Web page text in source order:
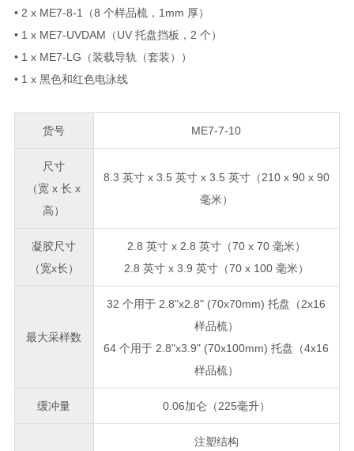
• 2 x ME7-8-1（8 个样品梳，1mm 厚）
• 1 x ME7-UVDAM（UV 托盘挡板，2 个）
• 1 x ME7-LG（装载导轨（套装））
• 1 x 黑色和红色电泳线
货号 ME7-7-10
尺寸
（宽 x 长 x
高）
8.3 英寸 x 3.5 英寸 x 3.5 英寸（210 x 90 x 90
毫米）
凝胶尺寸
（宽x长）
2.8 英寸 x 2.8 英寸（70 x 70 毫米）
2.8 英寸 x 3.9 英寸（70 x 100 毫米）
最大采样数
32 个用于 2.8"x2.8" (70x70mm) 托盘（2x16
样品梳）
64 个用于 2.8"x3.9" (70x100mm) 托盘（4x16
样品梳）
缓冲量 0.06加仑（225毫升）
注塑结构